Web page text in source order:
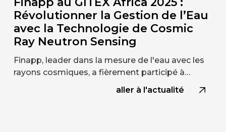
Révolutionner la Gestion de l’Eau
avec la Technologie de Cosmic
Ray Neutron Sensing
Finapp, leader dans la mesure de l'eau avec les
rayons cosmiques, a fièrement participé à…
aller à l'actualité